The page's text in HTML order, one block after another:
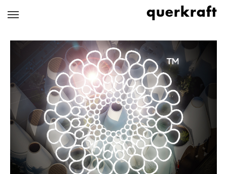
Hauptinhalt
querkraft